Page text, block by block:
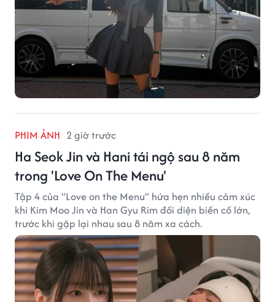
PHIM ẢNH 2 giờ trước
Ha Seok Jin và Hani tái ngộ sau 8 năm
trong 'Love On The Menu'
Tập 4 của “Love on the Menu” hứa hẹn nhiều cảm xúc
khi Kim Moo Jin và Han Gyu Rim đối diện biến cố lớn,
trước khi gặp lại nhau sau 8 năm xa cách.